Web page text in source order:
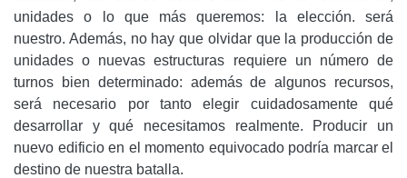
unidades o lo que más queremos: la elección. será
nuestro. Además, no hay que olvidar que la producción de
unidades o nuevas estructuras requiere un número de
turnos bien determinado: además de algunos recursos,
será necesario por tanto elegir cuidadosamente qué
desarrollar y qué necesitamos realmente. Producir un
nuevo edificio en el momento equivocado podría marcar el
destino de nuestra batalla.